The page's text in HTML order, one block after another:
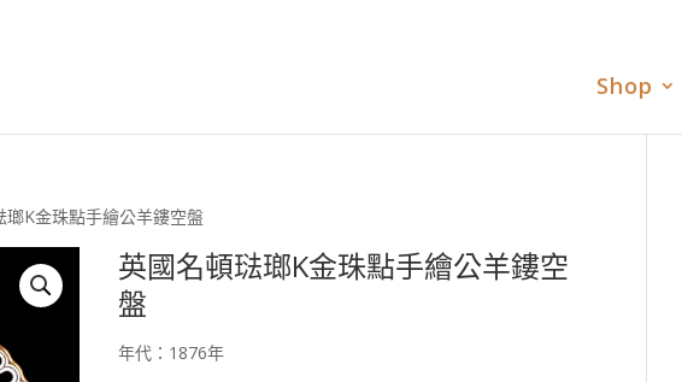
Shop
K金珠點手繪公羊鏤空盤
英國名頓琺瑯K金珠點手繪公羊鏤空
盤
年代：1876年